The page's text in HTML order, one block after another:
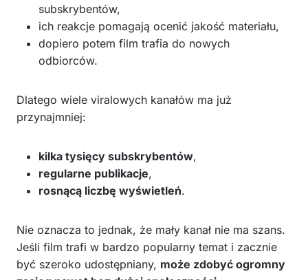
subskrybentów,
ich reakcje pomagają ocenić jakość materiału,
dopiero potem film trafia do nowych
odbiorców.
Dlatego wiele viralowych kanałów ma już
przynajmniej:
kilka tysięcy subskrybentów,
regularne publikacje,
rosnącą liczbę wyświetleń.
Nie oznacza to jednak, że mały kanał nie ma szans.
Jeśli film trafi w bardzo popularny temat i zacznie
być szeroko udostępniany, może zdobyć ogromny